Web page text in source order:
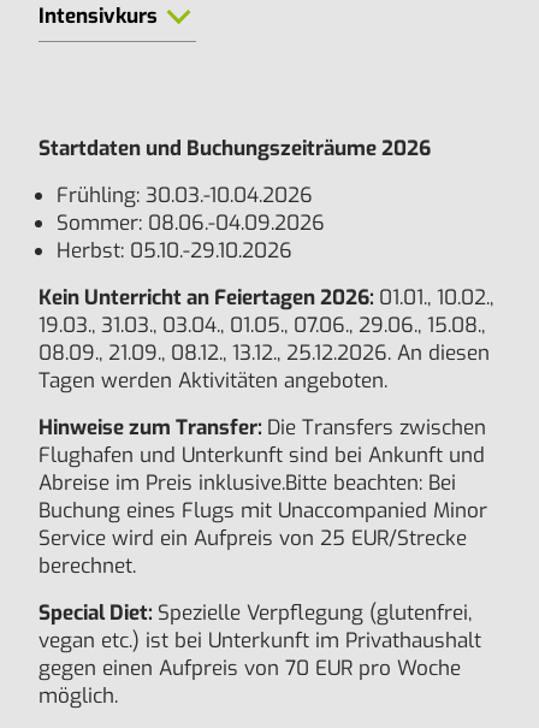
Intensivkurs
Startdaten und Buchungszeiträume 2026
Frühling: 30.03.-10.04.2026
Sommer: 08.06.-04.09.2026
Herbst: 05.10.-29.10.2026
Kein Unterricht an Feiertagen 2026: 01.01., 10.02.,
19.03., 31.03., 03.04., 01.05., 07.06., 29.06., 15.08.,
08.09., 21.09., 08.12., 13.12., 25.12.2026. An diesen
Tagen werden Aktivitäten angeboten.
Hinweise zum Transfer: Die Transfers zwischen
Flughafen und Unterkunft sind bei Ankunft und
Abreise im Preis inklusive.Bitte beachten: Bei
Buchung eines Flugs mit Unaccompanied Minor
Service wird ein Aufpreis von 25 EUR/Strecke
berechnet.
Special Diet: Spezielle Verpflegung (glutenfrei,
vegan etc.) ist bei Unterkunft im Privathaushalt
gegen einen Aufpreis von 70 EUR pro Woche
möglich.